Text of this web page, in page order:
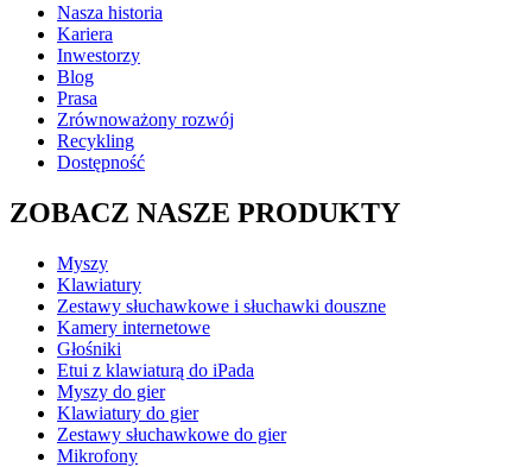
Nasza historia
Kariera
Inwestorzy
Blog
Prasa
Zrównoważony rozwój
Recykling
Dostępność
ZOBACZ NASZE PRODUKTY
Myszy
Klawiatury
Zestawy słuchawkowe i słuchawki douszne
Kamery internetowe
Głośniki
Etui z klawiaturą do iPada
Myszy do gier
Klawiatury do gier
Zestawy słuchawkowe do gier
Mikrofony